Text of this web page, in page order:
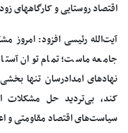
اقتصاد روستایی و کارگاه‎های زودبازده در راه ایجاد اشتغال گامی بردارد.
آیت‌الله رئیسی افزود: امروز
جامعه ماست؛ تمام توان
نهادهای امدادرسان تنها
کند، بی‌تردید حل
سیاست‌های اقتصاد مقاومتی و